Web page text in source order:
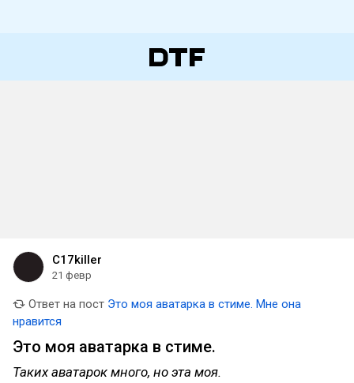
C17killer
21 февр
Ответ на пост Это моя аватарка в стиме. Мне она
нравится
Это моя аватарка в стиме.
Таких аватарок много, но эта моя.